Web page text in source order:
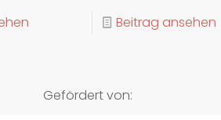
Beitrag ansehen
Gefördert von: